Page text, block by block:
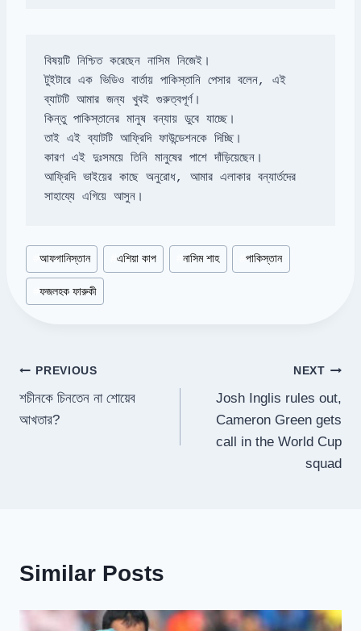
টুইটারে এক ভিডিও বার্তায় পাকিস্তানি পেসার বলেন, এই
আফ্রিদি ভাইয়ের কাছে অনুরোধ, আমার এলাকার বন্যার্তদের
সাহায্যে এগিয়ে আসুন।
Post
Tags:
#আফগানিস্তান #এশিয়া কাপ #নাসিম শাহ #পাকিস্তান
#ফজলহক ফারুকী
Post
navigation
PREVIOUS
শচীনকে চিনতেন না শোয়েব
আখতার?
NEXT
Josh Inglis rules out,
Cameron Green gets
call in the World Cup
squad
Similar Posts